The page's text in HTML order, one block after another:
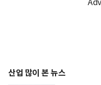
산업 많이 본 뉴스